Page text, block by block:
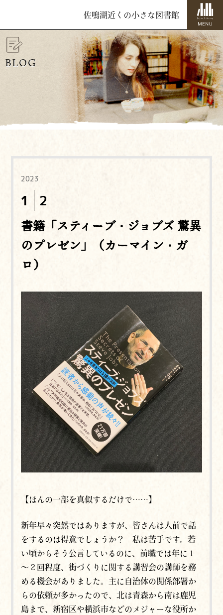
佐鳴湖近くの小さな図書館
BLOG
2023
1 2
書籍「スティーブ・ジョブズ 驚異
のプレゼン」（カーマイン・ガ
ロ）
【ほんの一部を真似するだけで……】
新年早々突然ではありますが、皆さんは人前で話
をするのは得意でしょうか？ 私は苦手です。若
い頃からそう公言しているのに、前職では年に１
～２回程度、街づくりに関する講習会の講師を務
める機会がありました。主に自治体の関係部署か
らの依頼が多かったので、北は青森から南は鹿児
島まで、新宿区や横浜市などのメジャーな役所か